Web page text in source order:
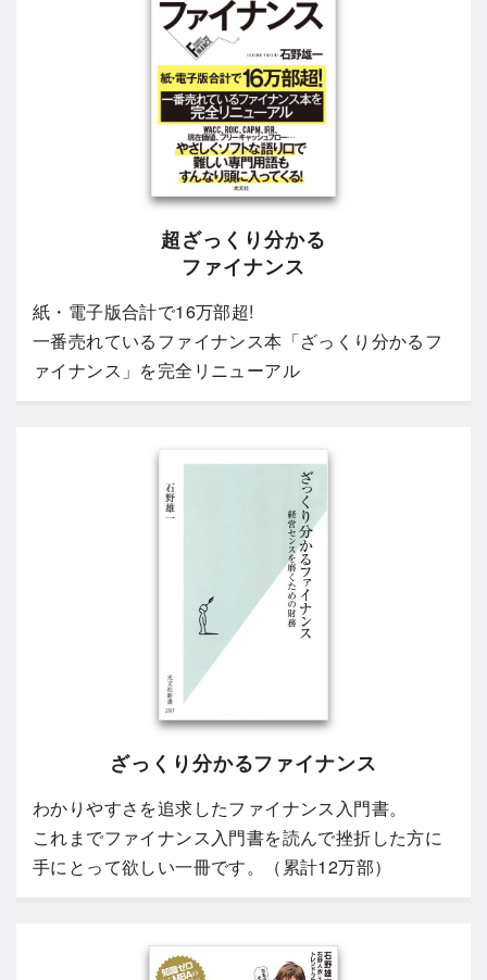
超ざっくり分かる
ファイナンス
紙・電子版合計で16万部超!
一番売れているファイナンス本「ざっくり分かるフ
ァイナンス」を完全リニューアル
ざっくり分かるファイナンス
わかりやすさを追求したファイナンス入門書。
これまでファイナンス入門書を読んで挫折した方に
手にとって欲しい一冊です。（累計12万部）